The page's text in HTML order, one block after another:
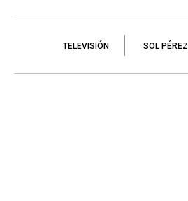
TELEVISIÓN SOL PÉREZ